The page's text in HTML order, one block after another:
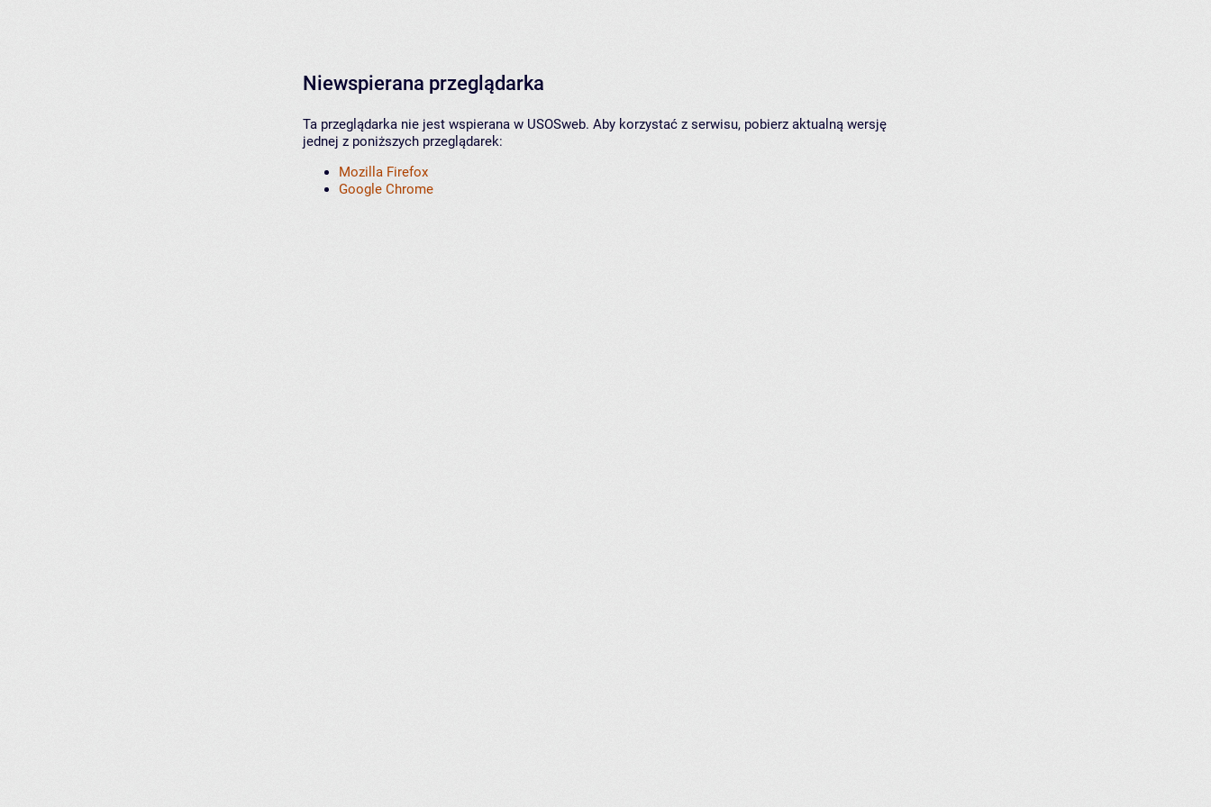
Niewspierana przeglądarka
Ta przeglądarka nie jest wspierana w USOSweb. Aby korzystać z serwisu, pobierz aktualną wersję
jednej z poniższych przeglądarek:
Mozilla Firefox
Google Chrome